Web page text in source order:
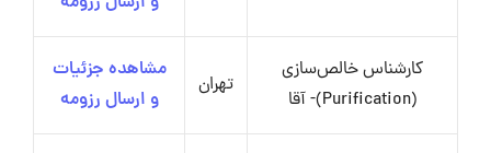
کارشناس خالص‌سازی
(Purification)- آقا
تهران
مشاهده جزئیات
و ارسال رزومه